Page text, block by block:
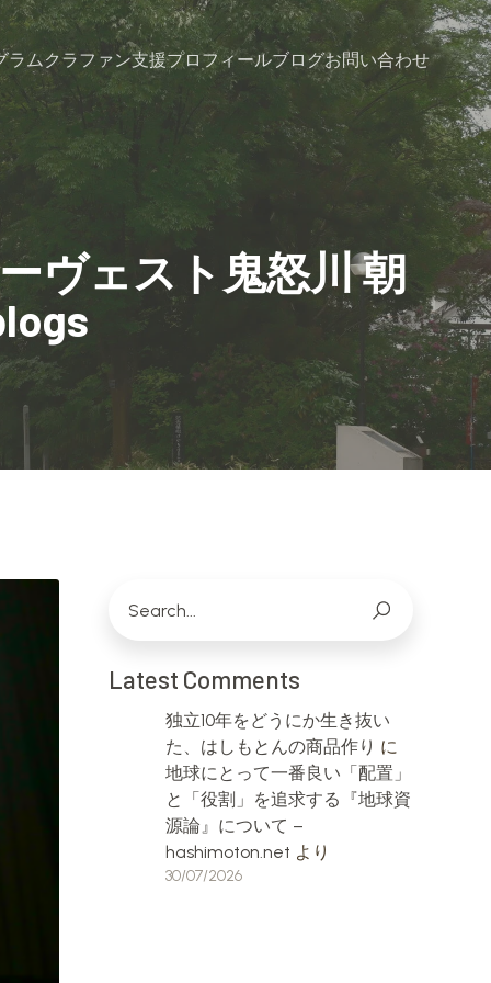
ラムクラファン支援プロフィールブログお問い合わせ
ヴェスト鬼怒川 朝
Latest Comments
独立10年をどうにか生き抜い
た、はしもとんの商品作り に
地球にとって一番良い「配置」
と「役割」を追求する『地球資
源論』について –
hashimoton.net より
30/07/2026